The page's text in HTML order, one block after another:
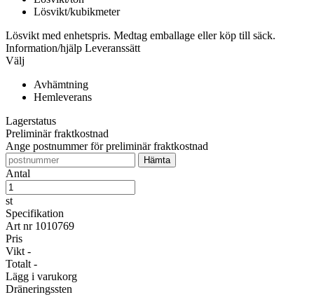
Lösvikt/kubikmeter
Lösvikt med enhetspris. Medtag emballage eller köp till säck.
Information/hjälp Leveranssätt
Välj
Avhämtning
Hemleverans
Lagerstatus
Preliminär fraktkostnad
Ange postnummer för preliminär fraktkostnad
Antal
st
Specifikation
Art nr 1010769
Pris
Vikt -
Totalt -
Lägg i varukorg
Dräneringssten